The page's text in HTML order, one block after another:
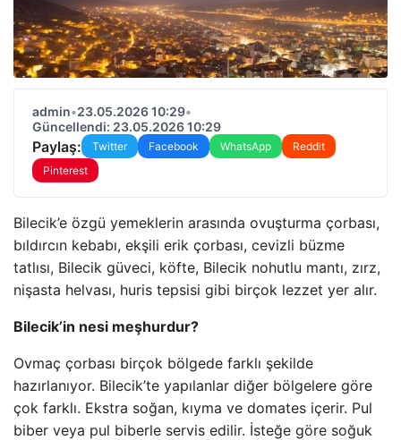
admin•23.05.2026 10:29•
Güncellendi: 23.05.2026 10:29
Paylaş: Twitter Facebook WhatsApp
Reddit
Pinterest
Bilecik’e özgü yemeklerin arasında ovuşturma çorbası,
bıldırcın kebabı, ekşili erik çorbası, cevizli büzme
tatlısı, Bilecik güveci, köfte, Bilecik nohutlu mantı, zırz,
nişasta helvası, huris tepsisi gibi birçok lezzet yer alır.
Bilecik’in nesi meşhurdur?
Ovmaç çorbası birçok bölgede farklı şekilde
hazırlanıyor. Bilecik’te yapılanlar diğer bölgelere göre
çok farklı. Ekstra soğan, kıyma ve domates içerir. Pul
biber veya pul biberle servis edilir. İsteğe göre soğuk